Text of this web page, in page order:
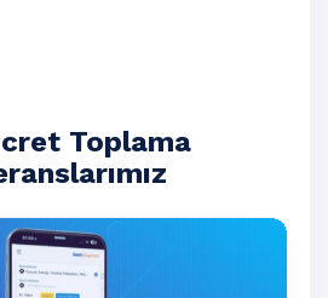
Toplama